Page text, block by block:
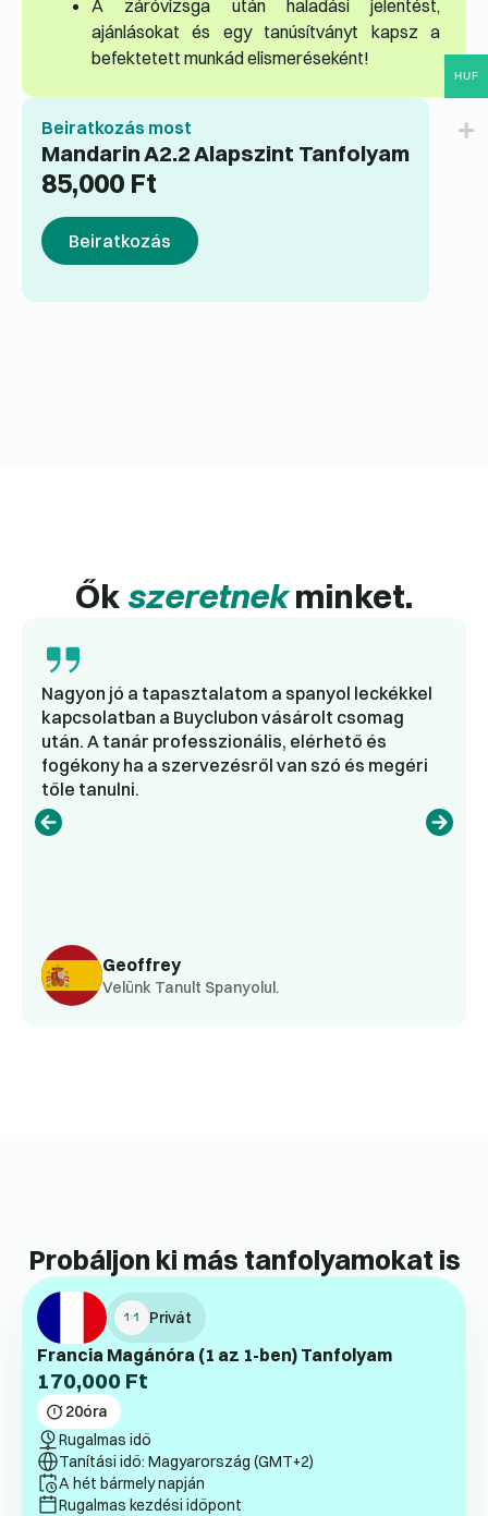
A záróvizsga után haladási jelentést,
ajánlásokat és egy tanúsítványt kapsz a
befektetett munkád elismeréseként!
Beiratkozás most
Mandarin A2.2 Alapszint Tanfolyam
85,000 Ft
Beiratkozás
Őkszeretnekminket.
Geoffrey
Velünk Tanult Spanyolul.
Nagyon jó a tapasztalatom a spanyol leckékkel
kapcsolatban a Buyclubon vásárolt csomag
után. A tanár professzionális, elérhető és
fogékony ha a szervezésről van szó és megéri
tőle tanulni.
Probáljon ki más tanfolyamokat is
Privát
Francia Magánóra (1 az 1-ben) Tanfolyam
170,000 Ft
20óra
Rugalmas idő
Tanítási idő: Magyarország (GMT+2)
A hét bármely napján
Rugalmas kezdési időpont
HUF